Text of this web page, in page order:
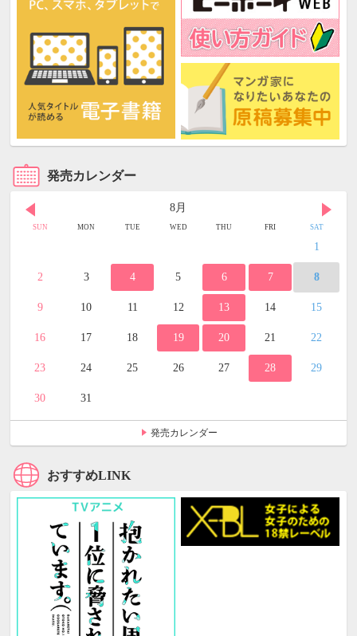
発売カレンダー
8月
SUN MON TUE WED THU FRI SAT
1
2 3 4 5 6 7 8
9 10 11 12 13 14 15
16 17 18 19 20 21 22
23 24 25 26 27 28 29
30 31
発売カレンダー
おすすめLINK